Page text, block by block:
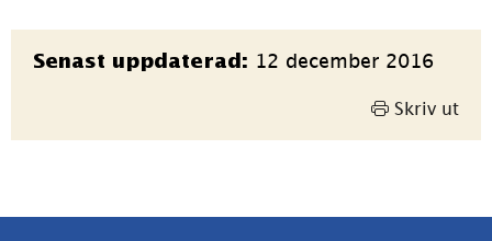
Sidinformation
Senast uppdaterad: 12 december 2016
Skriv ut